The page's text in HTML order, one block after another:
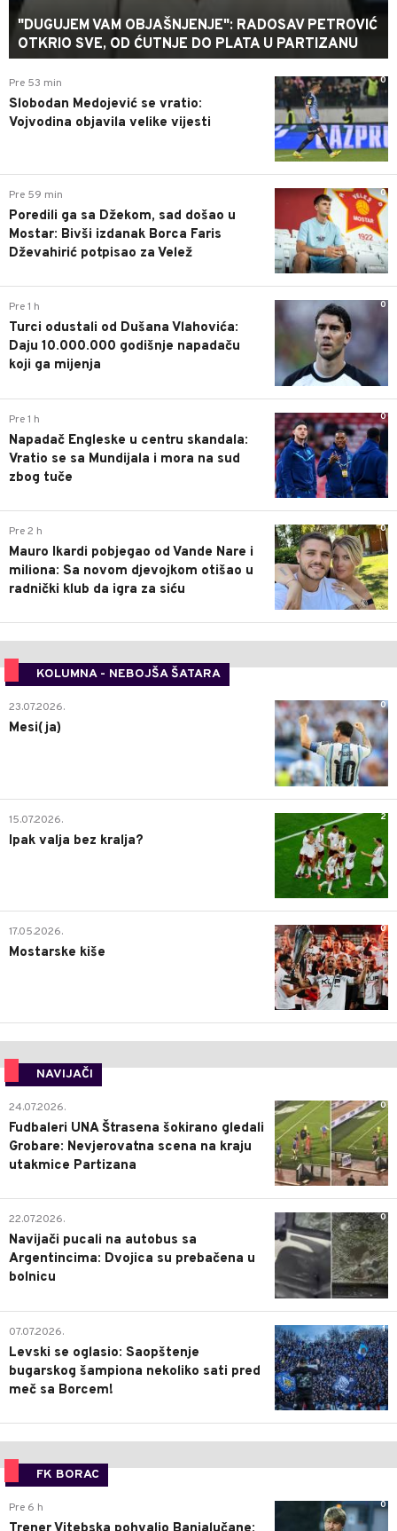
"DUGUJEM VAM OBJAŠNJENJE": RADOSAV PETROVIĆ
OTKRIO SVE, OD ĆUTNJE DO PLATA U PARTIZANU
0
Pre 53 min
Slobodan Medojević se vratio:
Vojvodina objavila velike vijesti
0
Pre 59 min
Poredili ga sa Džekom, sad došao u
Mostar: Bivši izdanak Borca Faris
Dževahirić potpisao za Velež
0
Pre 1 h
Turci odustali od Dušana Vlahovića:
Daju 10.000.000 godišnje napadaču
koji ga mijenja
0
Pre 1 h
Napadač Engleske u centru skandala:
Vratio se sa Mundijala i mora na sud
zbog tuče
0
Pre 2 h
Mauro Ikardi pobjegao od Vande Nare i
miliona: Sa novom djevojkom otišao u
radnički klub da igra za siću
KOLUMNA - NEBOJŠA ŠATARA
0
23.07.2026.
Mesi(ja)
2
15.07.2026.
Ipak valja bez kralja?
0
17.05.2026.
Mostarske kiše
NAVIJAČI
0
24.07.2026.
Fudbaleri UNA Štrasena šokirano gledali
Grobare: Nevjerovatna scena na kraju
utakmice Partizana
0
22.07.2026.
Navijači pucali na autobus sa
Argentincima: Dvojica su prebačena u
bolnicu
1
07.07.2026.
Levski se oglasio: Saopštenje
bugarskog šampiona nekoliko sati pred
meč sa Borcem!
FK BORAC
0
Pre 6 h